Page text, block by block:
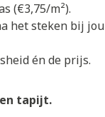
(€3,75/m²).
het steken bij jou
én de prijs.
tapijt.